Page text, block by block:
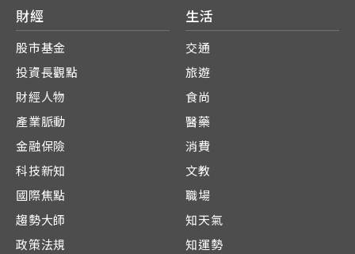
財經
股市基金
投資長觀點
財經人物
產業脈動
金融保險
科技新知
國際焦點
趨勢大師
政策法規
生活
交通
旅遊
食尚
醫藥
消費
文教
職場
知天氣
知運勢